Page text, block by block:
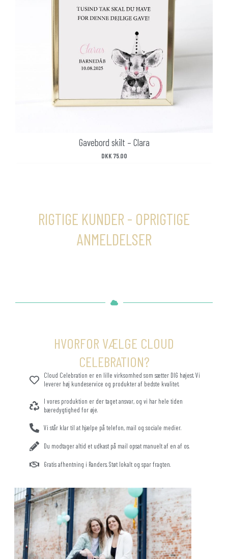
Gavebord skilt – Clara
DKK 75.00
RIGTIGE KUNDER - OPRIGTIGE
ANMELDELSER
HVORFOR VÆLGE CLOUD
CELEBRATION?
Cloud Celebration er en lille virksomhed som sætter DIG højest. Vi
leverer høj kundeservice og produkter af bedste kvalitet.
I vores produktion er der taget ansvar, og vi har hele tiden
bæredygtighed for øje.
Vi står klar til at hjælpe på telefon, mail og sociale medier.
Du modtager altid et udkast på mail opsat manuelt af en af os.
Gratis afhentning i Randers. Støt lokalt og spar fragten.